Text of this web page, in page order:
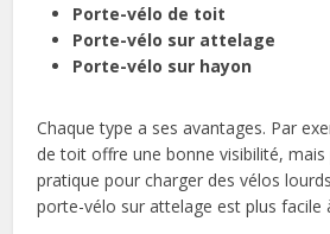
Porte-vélo de toit
Porte-vélo sur attelage
Porte-vélo sur hayon
Chaque type a ses avantages. Par
de toit offre une bonne visibilité,
pratique pour charger des vélos
porte-vélo sur attelage est plus facile